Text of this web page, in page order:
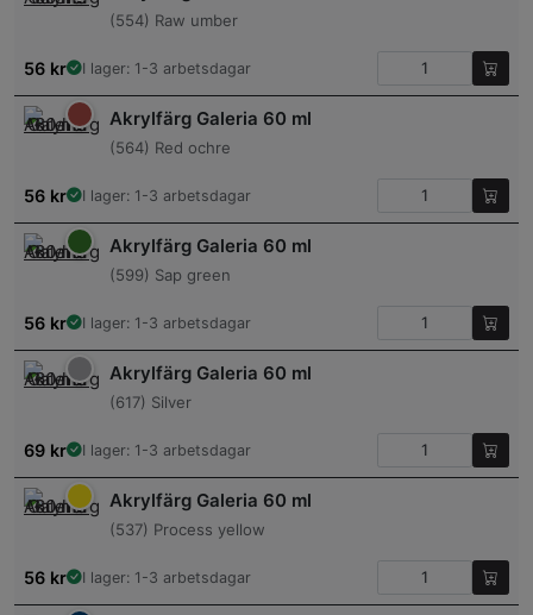
(554) Raw umber
56 kr I lager: 1-3 arbetsdagar
Akrylfärg Galeria 60 ml
(564) Red ochre
56 kr I lager: 1-3 arbetsdagar
Akrylfärg Galeria 60 ml
(599) Sap green
56 kr I lager: 1-3 arbetsdagar
Akrylfärg Galeria 60 ml
(617) Silver
69 kr I lager: 1-3 arbetsdagar
Akrylfärg Galeria 60 ml
(537) Process yellow
56 kr I lager: 1-3 arbetsdagar